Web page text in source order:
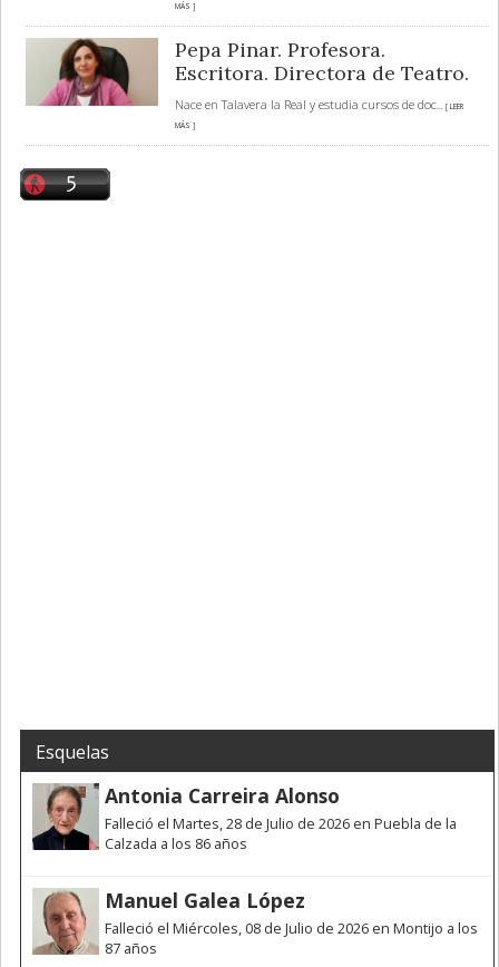
MÁS ]
Pepa Pinar. Profesora.
Escritora. Directora de Teatro.
Nace en Talavera la Real y estudia cursos de doc... [ LEER
MÁS ]
Esquelas
Antonia Carreira Alonso
Falleció el Martes, 28 de Julio de 2026 en Puebla de la
Calzada a los 86 años
Manuel Galea López
Falleció el Miércoles, 08 de Julio de 2026 en Montijo a los
87 años